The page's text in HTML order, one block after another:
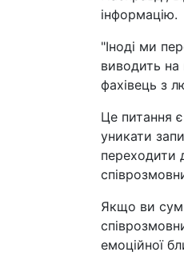
інформацію.
"Іноді ми
виводить на
фахівець з
Це питання
уникати
переходити
Якщо ви
емоційної